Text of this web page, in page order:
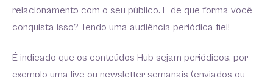
relacionamento com o seu público. E de que forma você
conquista isso? Tendo uma audiência periódica fiel!
É indicado que os conteúdos Hub sejam periódicos, por